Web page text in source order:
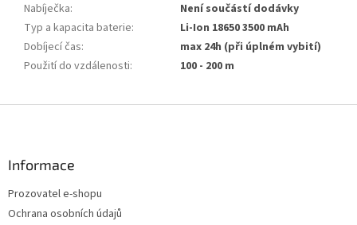
Nabíječka:
Není součástí dodávky
Typ a kapacita baterie:
Li-Ion 18650 3500 mAh
Dobíjecí čas:
max 24h (při úplném vybití)
Použití do vzdálenosti: 100 - 200 m
Informace
Prozovatel e-shopu
Ochrana osobních údajů